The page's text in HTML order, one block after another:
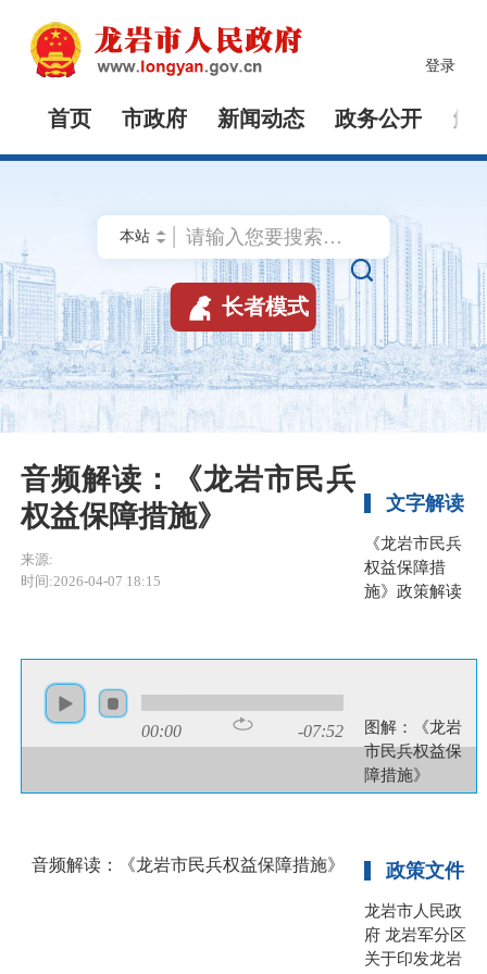
登录
首页 市政府 新闻动态 政务公开 解

 长者模式
音频解读：《龙岩市民兵
权益保障措施》
来源:
时间:2026-04-07 18:15
00:00 -07:52
音频解读：《龙岩市民兵权益保障措施》
文字解读
《龙岩市民兵
权益保障措
施》政策解读
图解：《龙岩
市民兵权益保
障措施》
政策文件
龙岩市人民政
府 龙岩军分区
关于印发龙岩